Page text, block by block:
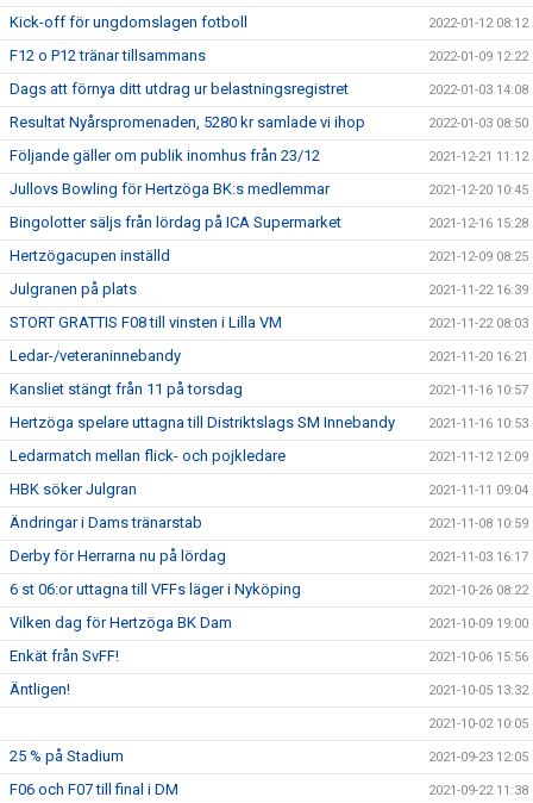
Kick-off för ungdomslagen fotboll 2022-01-12 08:12
F12 o P12 tränar tillsammans 2022-01-09 12:22
Dags att förnya ditt utdrag ur belastningsregistret 2022-01-03 14:08
Resultat Nyårspromenaden, 5280 kr samlade vi ihop 2022-01-03 08:50
Följande gäller om publik inomhus från 23/12 2021-12-21 11:12
Jullovs Bowling för Hertzöga BK:s medlemmar 2021-12-20 10:45
Bingolotter säljs från lördag på ICA Supermarket 2021-12-16 15:28
Hertzögacupen inställd 2021-12-09 08:25
Julgranen på plats 2021-11-22 16:39
STORT GRATTIS F08 till vinsten i Lilla VM 2021-11-22 08:03
Ledar-/veteraninnebandy 2021-11-20 16:21
Kansliet stängt från 11 på torsdag 2021-11-16 10:57
Hertzöga spelare uttagna till Distriktslags SM Innebandy 2021-11-16 10:53
Ledarmatch mellan flick- och pojkledare 2021-11-12 12:09
HBK söker Julgran 2021-11-11 09:04
Ändringar i Dams tränarstab 2021-11-08 10:59
Derby för Herrarna nu på lördag 2021-11-03 16:17
6 st 06:or uttagna till VFFs läger i Nyköping 2021-10-26 08:22
Vilken dag för Hertzöga BK Dam 2021-10-09 19:00
Enkät från SvFF! 2021-10-06 15:56
Äntligen! 2021-10-05 13:32
2021-10-02 10:05
25 % på Stadium 2021-09-23 12:05
F06 och F07 till final i DM 2021-09-22 11:38